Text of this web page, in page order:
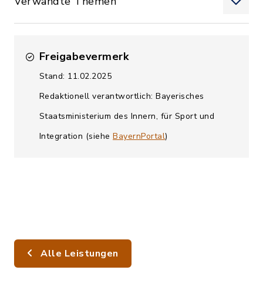
Freigabevermerk
Stand: 11.02.2025
Redaktionell verantwortlich: Bayerisches
Staatsministerium des Innern, für Sport und
Integration (siehe BayernPortal)
Alle Leistungen